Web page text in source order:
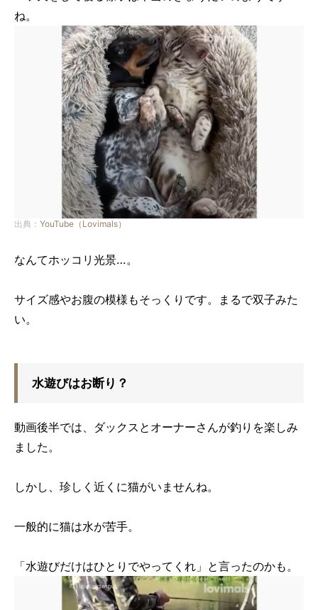
ね。
出典： YouTube（Lovimals）
なんてホッコリ光景…。
サイズ感やお腹の模様もそっくりです。まるで双子みた
い。
水遊びはお断り？
動画後半では、ダックスとオーナーさんが釣りを楽しみ
ました。
しかし、珍しく近くに猫がいませんね。
一般的に猫は水が苦手。
「水遊びだけはひとりでやってくれ」と言ったのかも。